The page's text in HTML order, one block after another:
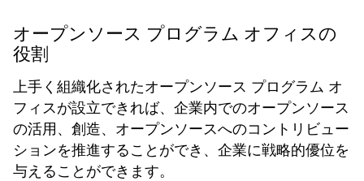
オープンソース プログラム オフィスの
役割
上手く組織化されたオープンソース プログラム オ
フィスが設立できれば、企業内でのオープンソース
の活用、創造、オープンソースへのコントリビュー
ションを推進することができ、企業に戦略的優位を
与えることができます。